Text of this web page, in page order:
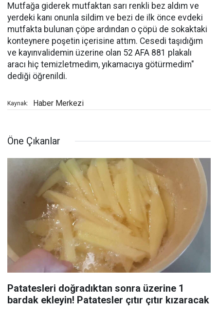
Mutfağa giderek mutfaktan sarı renkli bez aldım ve
yerdeki kanı onunla sildim ve bezi de ilk önce evdeki
mutfakta bulunan çöpe ardından o çöpü de sokaktaki
konteynere poşetin içerisine attım. Cesedi taşıdığım
ve kayınvalidemin üzerine olan 52 AFA 881 plakalı
aracı hiç temizletmedim, yıkamacıya götürmedim"
dediği öğrenildi.
Kaynak: Haber Merkezi
Öne Çıkanlar
Patatesleri doğradıktan sonra üzerine 1
bardak ekleyin! Patatesler çıtır çıtır kızaracak